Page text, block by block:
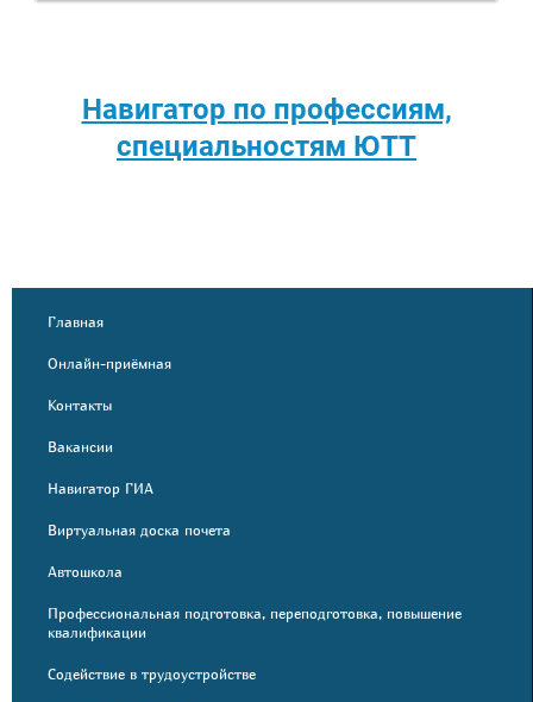
Навигатор по профессиям,
специальностям ЮТТ
Главная
Онлайн-приёмная
Контакты
Вакансии
Навигатор ГИА
Виртуальная доска почета
Автошкола
Профессиональная подготовка, переподготовка, повышение
квалификации
Содействие в трудоустройстве